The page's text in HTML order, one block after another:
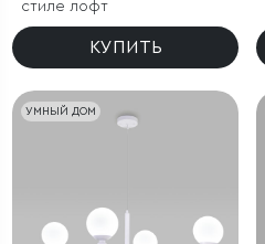
стиле лофт
КУПИТЬ
УМНЫЙ ДОМ